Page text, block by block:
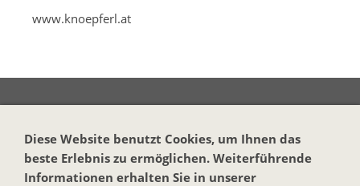
www.knoepferl.at
Vertrag widerrufen
KONTAKT
Diese Website benutzt Cookies, um Ihnen das
beste Erlebnis zu ermöglichen. Weiterführende
Informationen erhalten Sie in unserer